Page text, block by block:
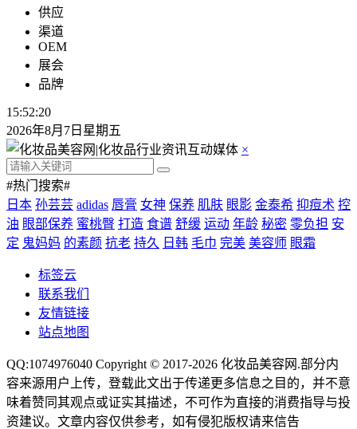
供应
渠道
OEM
展会
品牌
15:52:21
2026年8月7日星期五
×
#热门搜索#
日本 孙芸芸 adidas 唇膏 女神 保养 肌肤 眼影 金泰希 抑痘术 控
油 眼部保养 蜜桃臀 打造 食谱 舒缓 运动 年龄 秘密 零负担 安
定 鬼妈妈 的素颜 抗老 持久 日韩 毛巾 完美 美容师 眼霜
标签云
联系我们
友情链接
站点地图
QQ:1074976040 Copyright © 2017-2026 化妆品美容网 .部分内
容来源用户上传，登载此文出于传递更多信息之目的，并不意
味着赞同其观点或证实其描述，不可作为直接的消费指导与投
资建议。文章内容仅供参考，如有侵犯版权请来信告